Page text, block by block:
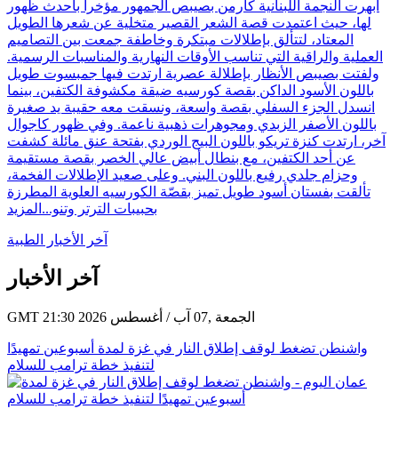
أبهرت النجمة اللبنانية كارمن بصيبص الجمهور مؤخراً بأحدث ظهور
لها، حيث اعتمدت قصة الشعر القصير متخلية عن شعرها الطويل
المعتاد، لتتألق بإطلالات مبتكرة وخاطفة جمعت بين التصاميم
العملية والراقية التي تناسب الأوقات النهارية والمناسبات الرسمية.
ولفتت بصيبص الأنظار بإطلالة عصرية ارتدت فيها جمبسوت طويل
باللون الأسود الداكن بقصة كورسيه ضيقة مكشوفة الكتفين، بينما
انسدل الجزء السفلي بقصة واسعة، ونسقت معه حقيبة يد صغيرة
باللون الأصفر الزبدي ومجوهرات ذهبية ناعمة. وفي ظهور كاجوال
آخر، ارتدت كنزة تريكو باللون البيج الوردي بفتحة عنق مائلة كشفت
عن أحد الكتفين، مع بنطال أبيض عالي الخصر بقصة مستقيمة
وحزام جلدي رفيع باللون البني. وعلى صعيد الإطلالات الفخمة،
تألقت بفستان أسود طويل تميز بقصّة الكورسيه العلوية المطرزة
بحبيبات الترتر وتنو... المزيد
آخر الأخبار الطبية
آخر الأخبار
GMT 21:30 2026 الجمعة ,07 آب / أغسطس
واشنطن تضغط لوقف إطلاق النار في غزة لمدة أسبوعين تمهيدًا
لتنفيذ خطة ترامب للسلام